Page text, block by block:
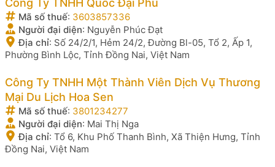
Công Ty TNHH Quốc Đại Phú
Mã số thuế: 3603857336
Người đại diện: Nguyễn Phúc Đạt
Địa chỉ: Số 24/2/1, Hẻm 24/2, Đường Bl-05, Tổ 2, Ấp 1,
Phường Bình Lộc, Tỉnh Đồng Nai, Việt Nam
Công Ty TNHH Một Thành Viên Dịch Vụ Thương
Mại Du Lịch Hoa Sen
Mã số thuế: 3801234277
Người đại diện: Mai Thị Nga
Địa chỉ: Tổ 6, Khu Phố Thanh Bình, Xã Thiện Hưng, Tỉnh
Đồng Nai, Việt Nam